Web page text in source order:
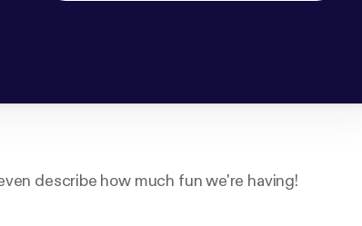
describe how much fun we're having!